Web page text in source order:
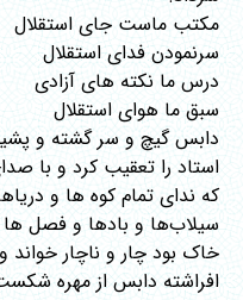
مکتب ماست جای استقلال
سرنمودن فدای استقلال
درس ما نکته های آزادی
سبق ما هوای استقلال
دابس گیچ و سر گشته و
استاد را تعقیب کرد و با
که ندای تمام کوه ها و
سیلاب‌ها و بادها و فصل
خاک بود چار و ناچار خواند
افراشته دابس از مهره